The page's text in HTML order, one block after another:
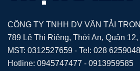
CÔNG TY TNHH DV VẬN TẢI
789 Lê Thị Riêng, Thới An, Quận 12,
MST: 0312527659 - Tel: 028
Hotline: 0945747477 - 0913959585